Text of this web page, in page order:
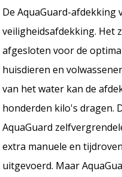
De AquaGuard-afdekking
veiligheidsafdekking. Het
afgesloten voor de
huisdieren en
van het water kan de
honderden kilo's dragen.
AquaGuard
extra manuele en
uitgevoerd. Maar